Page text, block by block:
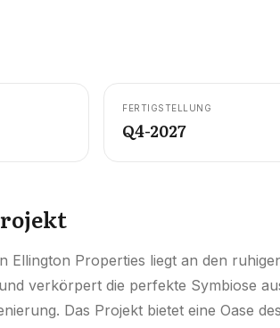
FERTIGSTELLUNG
Q4-2027
Ellington Properties liegt an den
verkörpert die perfekte Symbiose
Das Projekt bietet eine Oase